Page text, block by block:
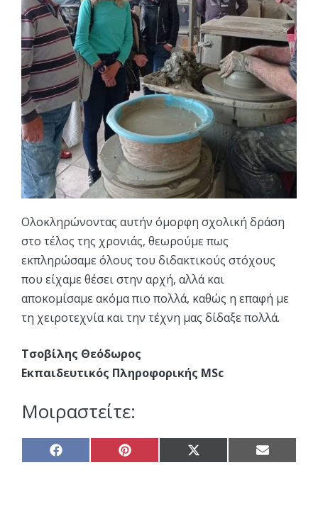
Ολοκληρώνοντας αυτήν όμορφη σχολική δράση
στο τέλος της χρονιάς, θεωρούμε πως
εκπληρώσαμε όλους του διδακτικούς στόχους
που είχαμε θέσει στην αρχή, αλλά και
αποκομίσαμε ακόμα πιο πολλά, καθώς η επαφή με
τη χειροτεχνία και την τέχνη μας δίδαξε πολλά.
Τσοβίλης Θεόδωρος
Εκπαιδευτικός Πληροφορικής MSc
Μοιραστείτε:
Share
on
Share
on
Share
on
Share
on